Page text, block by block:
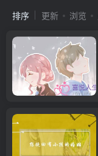
排序 更新 浏览